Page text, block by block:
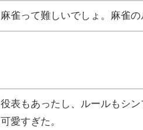
麻雀って難しいでしょ。麻雀
役表もあったし、ルールもシ
可愛すぎた。